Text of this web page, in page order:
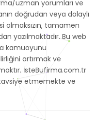
uzman yorumları ve
doğrudan veya dolaylı
olmaksızın, tamamen
yazılmaktadır. Bu web
kamuoyunu
artırmak ve
İsteBufirma.com.tr
etmemekte ve